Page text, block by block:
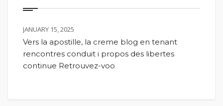
JANUARY 15, 2025
Vers la apostille, la creme blog en tenant
rencontres conduit i propos des libertes
continue Retrouvez-voo